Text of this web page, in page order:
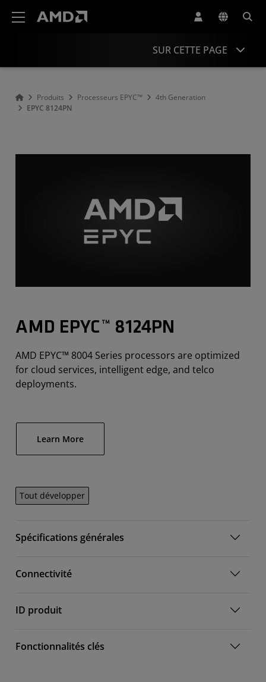
SUR CETTE PAGE
Produits Processeurs EPYC™
4th Generation
EPYC 8124PN
AMD EPYC™ 8124PN
AMD EPYC™ 8004 Series processors are optimized
for cloud services, intelligent edge, and telco
deployments.
Learn More
Tout développer
Spécifications générales
Connectivité
ID produit
Fonctionnalités clés